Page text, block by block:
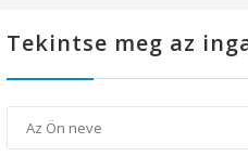
Tekintse meg az